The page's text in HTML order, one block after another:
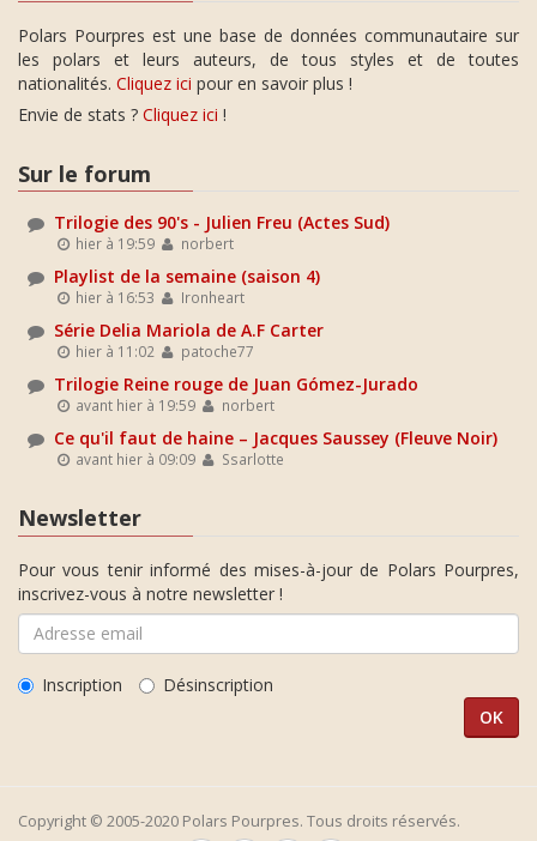
Polars Pourpres est une base de données communautaire sur
les polars et leurs auteurs, de tous styles et de toutes
nationalités. Cliquez ici pour en savoir plus !
Envie de stats ? Cliquez ici !
Sur le forum
Trilogie des 90's - Julien Freu (Actes Sud)
hier à 19:59 norbert
Playlist de la semaine (saison 4)
hier à 16:53 Ironheart
Série Delia Mariola de A.F Carter
hier à 11:02 patoche77
Trilogie Reine rouge de Juan Gómez-Jurado
avant hier à 19:59 norbert
Ce qu'il faut de haine – Jacques Saussey (Fleuve Noir)
avant hier à 09:09 Ssarlotte
Newsletter
Pour vous tenir informé des mises-à-jour de Polars Pourpres,
inscrivez-vous à notre newsletter !
Inscription Désinscription
Copyright © 2005-2020 Polars Pourpres. Tous droits réservés.